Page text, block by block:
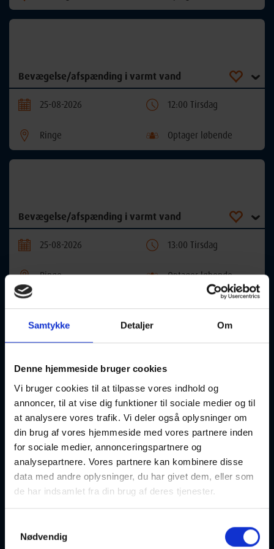
Samtykke Detaljer Om
Denne hjemmeside bruger cookies
Vi bruger cookies til at tilpasse vores indhold og
annoncer, til at vise dig funktioner til sociale medier og til
at analysere vores trafik. Vi deler også oplysninger om
din brug af vores hjemmeside med vores partnere inden
for sociale medier, annonceringspartnere og
analysepartnere. Vores partnere kan kombinere disse
data med andre oplysninger, du har givet dem, eller som
de har indsamlet fra din brug af deres tjenester.
Nødvendig
Bevægelse/afspænding i varmt vand
25-08-2026 12:00 Tirsdag
Ringe Optager løbende
Bevægelse/afspænding i varmt vand
25-08-2026 13:00 Tirsdag
Ringe Optager løbende
25-08-2026 16:00 Tirsdag
Svendborg Optager løbende
Bevægelseslære/Afspænding i varmt vand